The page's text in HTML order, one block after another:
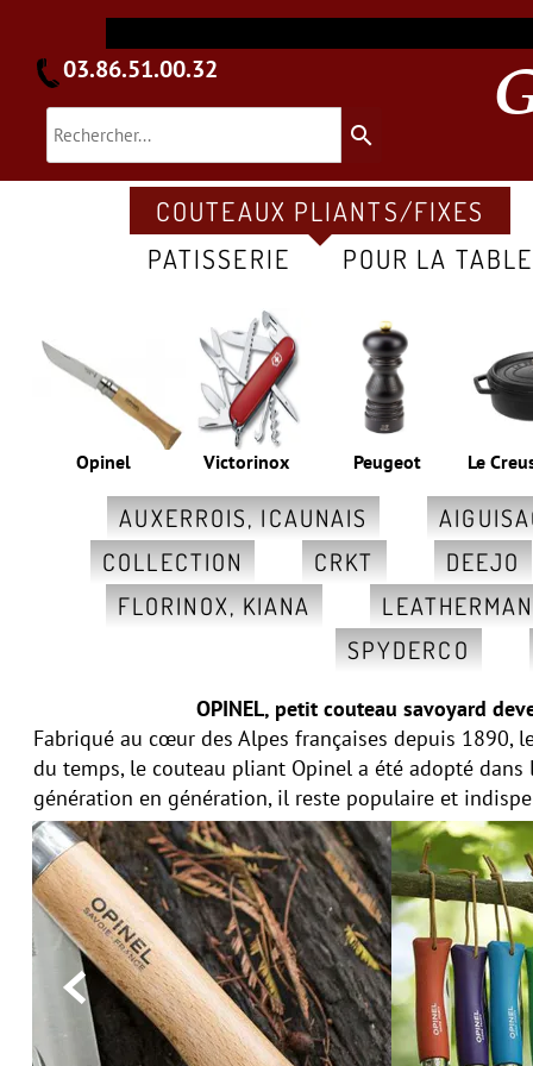
search
AUXERROIS, ICAUNAIS
COLLECTION
CRKT
DEEJO
FLORINOX, KIANA
LEATHERMAN
SPYDERCO
Peugeot Le
Victorinox
Opinel
COUTEAUX PLIANTS/FIXES
PATISSERIE
POUR LA TABLE
03.86.51.00.32
OPINEL, petit couteau savoyard
Fabriqué au cœur des Alpes françaises depuis 1890,
du temps, le couteau pliant Opinel a été adopté
génération en génération, il reste populaire et
